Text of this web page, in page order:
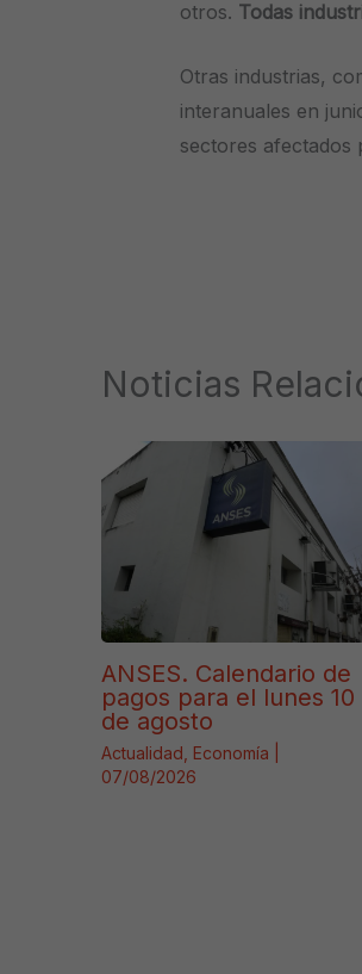
otros. Todas
Otras industrias,
interanuales en
sectores afectados
Noticias
ANSES. Calendario de
pagos para el lunes 10
de agosto
Actualidad Economía
07/08/2026